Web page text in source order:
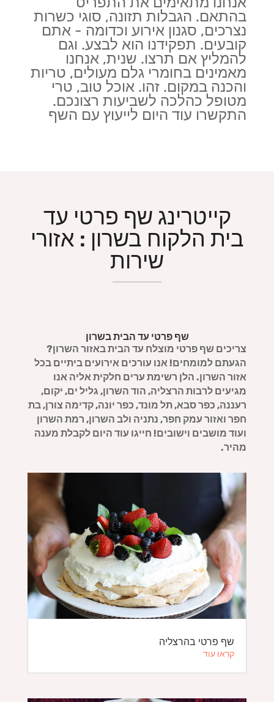
בהתאם. הגבלות תזונה, סוגי כשרות
נצרכים, סגנון אירוע וכדומה - אתם
קובעים. תפקידנו הוא לבצע. וגם
להמליץ אם תרצו. שנית, אנחנו
מאמינים בחומרי גלם מעולים, טריות
והכנה במקום. זהו. אוכל טוב, טרי
מטופל כהלכה לשביעות רצונכם.
התקשרו עוד היום לייעוץ עם השף
קייטרינג שף פרטי עד
בית הלקוח בשרון : אזורי
שירות
שף פרטי עד הבית בשרון
צריכים שף פרטי מוצלח עד הבית באזור השרון?
הגעתם למומחים! אנו עורכים אירועים ביתיים בכל
אזור השרון. הלן רשימת ערים חלקית אליה אנו
מגיעים לרבות הרצליה, הוד השרון, גליל ים, יקום,
רעננה, כפר סבא, תל מונד, כפר יונה, קדימה צורן, בת
חפר ואזור עמק חפר, נתניה ולב השרון, רמת השרון
ועוד מושבים וישובים! חייגו עוד היום לקבלת מענה
מהיר.
שף פרטי בהרצליה
קראו עוד